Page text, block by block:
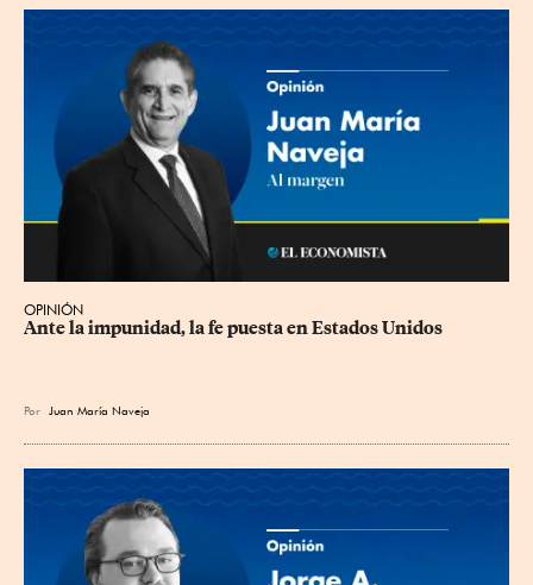
OPINIÓN
Ante la impunidad, la fe puesta en Estados Unidos
Por Juan María Naveja